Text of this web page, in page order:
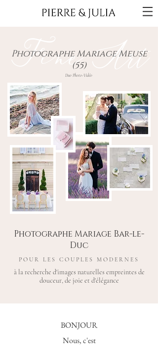
Fine Art
Photographe Mariage Meuse
(55)
Duo Photo-Vidéo
Photographe Mariage Bar-le-
Duc
POUR LES COUPLES MODERNES
à la recherche d'images naturelles empreintes de
douceur, de joie et d'élégance
BONJOUR
Nous, c'est